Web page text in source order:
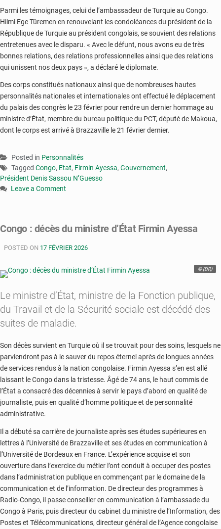
Parmi les témoignages, celui de l’ambassadeur de Turquie au Congo.
Hilmi Ege Türemen en renouvelant les condoléances du président de la
République de Turquie au président congolais, se souvient des relations
entretenues avec le disparu. « Avec le défunt, nous avons eu de très
bonnes relations, des relations professionnelles ainsi que des relations
qui unissent nos deux pays », a déclaré le diplomate.
Des corps constitués nationaux ainsi que de nombreuses hautes
personnalités nationales et internationales ont effectué le déplacement
du palais des congrès le 23 février pour rendre un dernier hommage au
ministre d’État, membre du bureau politique du PCT, député de Makoua,
dont le corps est arrivé à Brazzaville le 21 février dernier.
Posted in Personnalités
Tagged Congo, Etat, Firmin Ayessa, Gouvernement,
Président Denis Sassou N’Guesso
Leave a Comment
:
nation
un
hommage
ministre
d’Etat
Ayessa
Congo : décès du ministre d’État Firmin Ayessa
POSTED ON 17 FÉVRIER 2026
© (DR)
Le ministre d’État, ministre de la Fonction publique,
du Travail et de la Sécurité sociale est décédé des
suites de maladie.
Son décès survient en Turquie où il se trouvait pour des soins, lesquels ne
parviendront pas à le sauver du repos éternel après de longues années
de services rendus à la nation congolaise. Firmin Ayessa s’en est allé
laissant le Congo dans la tristesse. Âgé de 74 ans, le haut commis de
l’État a consacré des décennies à servir le pays d’abord en qualité de
journaliste, puis en qualité d’homme politique et de personnalité
administrative.
Il a débuté sa carrière de journaliste après ses études supérieures en
lettres à l’Université de Brazzaville et ses études en communication à
l’Université de Bordeaux en France. L’expérience acquise et son
ouverture dans l’exercice du métier l’ont conduit à occuper des postes
dans l’administration publique en commençant par le domaine de la
communication et de l’information. De directeur des programmes à
Radio-Congo, il passe conseiller en communication à l’ambassade du
Congo à Paris, puis directeur du cabinet du ministre de l’Information, des
Postes et Télécommunications, directeur général de l’Agence congolaise